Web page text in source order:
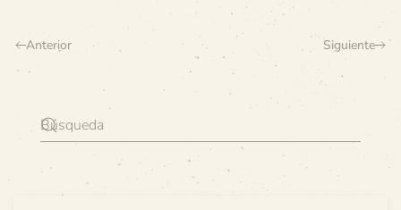
Anterior Siguiente